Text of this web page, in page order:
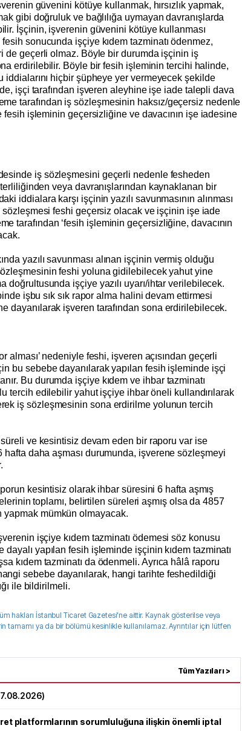
güvenini kötüye kullanmak, hırsızlık yapmak,
gibi doğruluk ve bağlılığa uymayan davranışlarda
İşçinin, işverenin güvenini kötüye kullanması
sonucunda işçiye kıdem tazminatı ödenmez,
de geçerli olmaz. Böyle bir durumda işçinin iş
erdirilebilir. Böyle bir fesih işleminin tercihi halinde,
iddialarını hiçbir şüpheye yer vermeyecek şekilde
işçi tarafından işveren aleyhine işe iade talepli dava
tarafından iş sözleşmesinin haksız/geçersiz nedenle
işleminin geçersizliğine ve davacının işe iadesine
iş sözleşmesini geçerli nedenle fesheden
veya davranışlarından kaynaklanan bir
iddialara karşı işçinin yazılı savunmasının alınması
feshi geçersiz olacak ve işçinin işe iade
tarafından ‘fesih işleminin geçersizliğine, davacının
yazılı savunması alınan işçinin vermiş olduğu
feshi yoluna gidilebilecek yahut yine
doğrultusunda işçiye yazılı uyarı/ihtar verilebilecek.
işbu sık sık rapor alma halini devam ettirmesi
dayanılarak işveren tarafından sona erdirilebilecek.
alması’ nedeniyle feshi, işveren açısından geçerli
bu sebebe dayanılarak yapılan fesih işleminde işçi
Bu durumda işçiye kıdem ve ihbar tazminatı
tercih edilebilir yahut işçiye ihbar öneli kullandırılarak
iş sözleşmesinin sona erdirilme yolunun tercih
ve kesintisiz devam eden bir raporu var ise
daha aşması durumunda, işverene sözleşmeyi
kesintisiz olarak ihbar süresini 6 hafta aşmış
toplamı, belirtilen süreleri aşmış olsa da 4857
yapmak mümkün olmayacak.
işçiye kıdem tazminatı ödemesi söz konusu
yapılan fesih işleminde işçinin kıdem tazminatı
kıdem tazminatı da ödenmeli. Ayrıca hâlâ raporu
sebebe dayanılarak, hangi tarihte feshedildiği
ile bildirilmeli.
hakları İstanbul Ticaret Gazetesi'ne aittir. Kaynak gösterilse veya
tamamı ya da bir bölümü kesinlikle kullanılamaz. Ayrıntılar için lütfen
Tüm Yazıları >
7.08.2026)
platformlarının sorumluluğuna ilişkin önemli iptal